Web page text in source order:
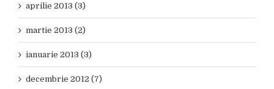
aprilie 2013 (3)
martie 2013 (2)
ianuarie 2013 (3)
decembrie 2012 (7)